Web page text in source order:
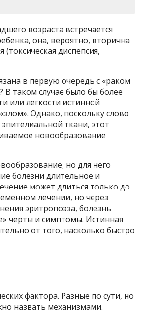
возраста встречается
она, вероятно, вторична
диспепсия,
в первую очередь с «раком
В таком случае было бы более
или легкости истинной
Однако, поскольку слово
ткани, этот
новообразование
но для него
болезни длительное и
может длиться только до
лечении, но через
эритропоэза, болезнь
черты и симптомы. Истинная
от того, насколько быстро
фактора. Разные по сути, но
назвать механизмами.